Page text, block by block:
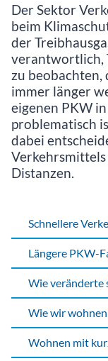
Der Sektor
beim
der
verantwortlich,
zu beobachten,
immer länger
eigenen PKW
problematisch
dabei
Distanzen.
Schnellere
Längere PKW-
Wie veränderte
Wie wir
Wohnen mit